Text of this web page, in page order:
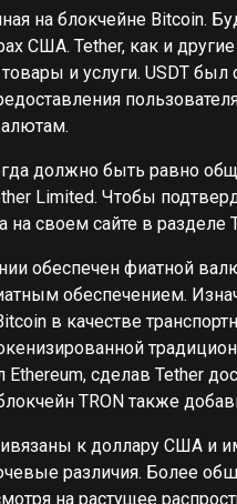
на блокчейне Bitcoin.
США. Tether, как и
и услуги. USDT
должно быть равно
Limited. Чтобы
на своем сайте в разделе
обеспечен фиатной
обеспечением.
в качестве
Ethereum, сделав Tether
TRON также
к доллару США и
различия. Более
на растущее